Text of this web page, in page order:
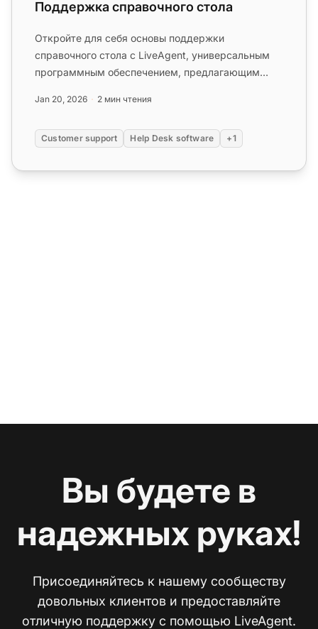
Поддержка справочного стола
Откройте для себя основы поддержки
справочного стола с LiveAgent, универсальным
программным обеспечением, предлагающим
Jan 20, 2026 2 мин чтения
Customer support Help Desk software +1
Вы будете в
надежных руках!
Присоединяйтесь к нашему сообществу
довольных клиентов и предоставляйте
отличную поддержку с помощью LiveAgent.